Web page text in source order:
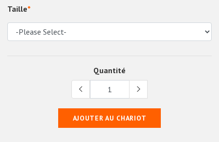
Taille*
Quantité
AJOUTER AU CHARIOT